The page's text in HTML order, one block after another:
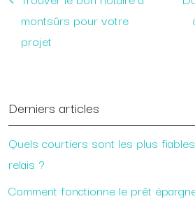
montsûrs pour votre
projet
Derniers articles
Quels courtiers sont les plus
relais ?
Comment fonctionne le prêt